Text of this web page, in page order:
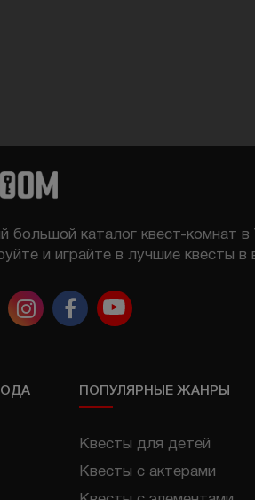
большой каталог квест-комнат в
и играйте в лучшие квесты в
ПОПУЛЯРНЫЕ ЖАНРЫ
Квесты для детей
Квесты с актерами